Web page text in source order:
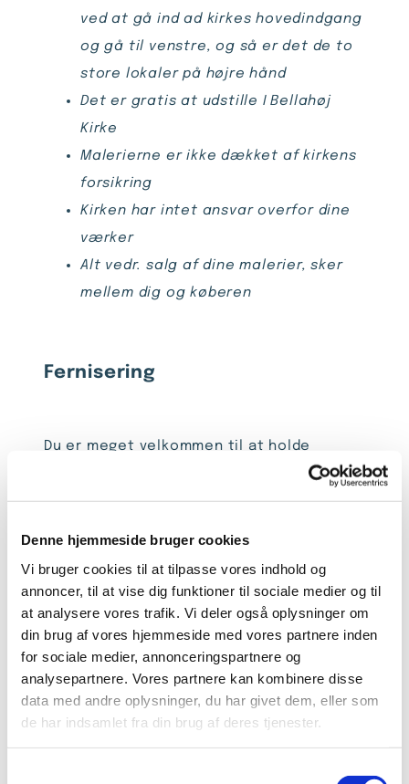
Denne hjemmeside bruger cookies
Vi bruger cookies til at tilpasse vores indhold og
annoncer, til at vise dig funktioner til sociale medier og til
at analysere vores trafik. Vi deler også oplysninger om
din brug af vores hjemmeside med vores partnere inden
for sociale medier, annonceringspartnere og
analysepartnere. Vores partnere kan kombinere disse
data med andre oplysninger, du har givet dem, eller som
de har indsamlet fra din brug af deres tjenester.
ved at gå ind ad kirkes hovedindgang
og gå til venstre, og så er det de to
store lokaler på højre hånd
Det er gratis at udstille I Bellahøj
Kirke
Malerierne er ikke dækket af kirkens
forsikring
Kirken har intet ansvar overfor dine
værker
Alt vedr. salg af dine malerier, sker
mellem dig og køberen
Fernisering
Du er meget velkommen til at holde
fernisering i udstillingsperioden. Dette kan
gøres på mange interessante måder.
ferniseringen fint kan afholdes i
forlængelse af kirkens øvrige aktiviteter.
Både det økonomiske og det praktiske ved
feriniseringen står du selv for, du må
meget gerne låne kirkens køkken.
Op til din udstillingsperiode annonceres
din udstilling og eventuelle fernisering i